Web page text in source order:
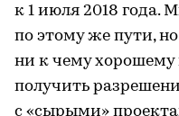
к 1 июля 2018 года.
по этому же пути,
ни к чему
получить
с «сырыми»